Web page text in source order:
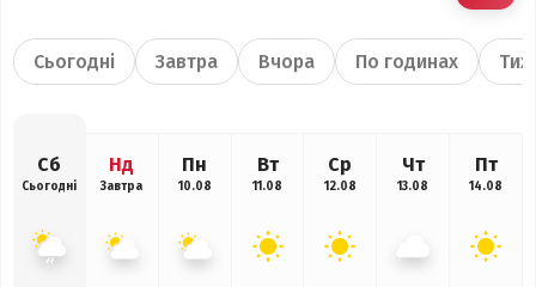
Сьогодні Завтра Вчора По годинах
Сб
Сьогодні
Нд
Завтра
Пн
10.08
Вт
11.08
Ср
12.08
Чт
13.08
Пт
14.08